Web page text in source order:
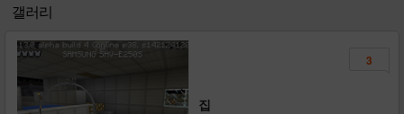
갤러리
집
3